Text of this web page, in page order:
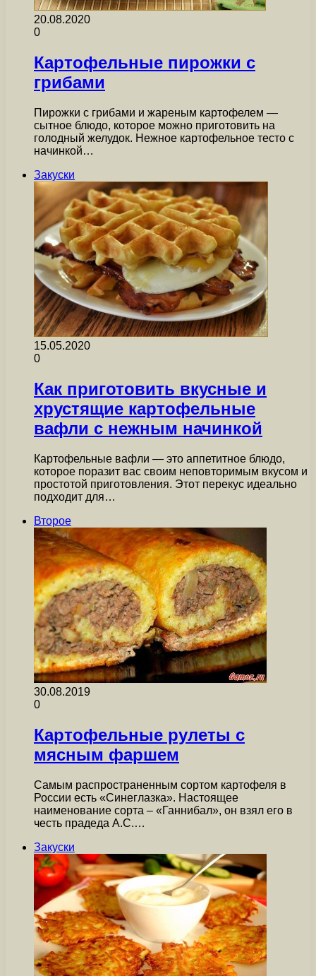
20.08.2020
0
Картофельные пирожки с
грибами
Пирожки с грибами и жареным картофелем —
сытное блюдо, которое можно приготовить на
голодный желудок. Нежное картофельное тесто с
начинкой…
Закуски
15.05.2020
0
Как приготовить вкусные и
хрустящие картофельные
вафли с нежным начинкой
Картофельные вафли — это аппетитное блюдо,
которое поразит вас своим неповторимым вкусом и
простотой приготовления. Этот перекус идеально
подходит для…
Второе
30.08.2019
0
Картофельные рулеты с
мясным фаршем
Самым распространенным сортом картофеля в
России есть «Синеглазка». Настоящее
наименование сорта – «Ганнибал», он взял его в
честь прадеда А.С.…
Закуски